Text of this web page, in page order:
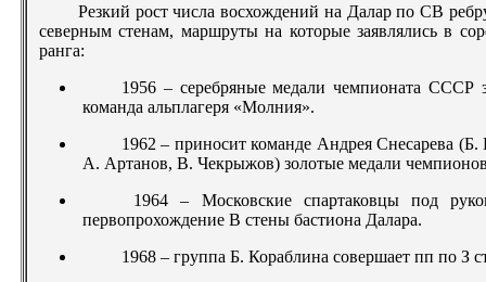
Резкий рост числа восхождений на Далар по СВ
северным стенам, маршруты на которые заявлялись в
ранга:
1956 – серебряные медали чемпионата СССР
команда альплагеря «Молния».
1962 – приносит команде Андрея Снесарева
А. Артанов, В. Чекрыжов) золотые медали
1964 – Московские спартаковцы под
первопрохождение В стены бастиона Далара.
1968 – группа Б. Кораблина совершает пп по З